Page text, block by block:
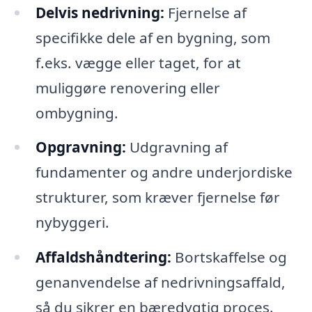
Delvis nedrivning: Fjernelse af
specifikke dele af en bygning, som
f.eks. vægge eller taget, for at
muliggøre renovering eller
ombygning.
Opgravning: Udgravning af
fundamenter og andre underjordiske
strukturer, som kræver fjernelse før
nybyggeri.
Affaldshåndtering: Bortskaffelse og
genanvendelse af nedrivningsaffald,
så du sikrer en bæredygtig proces.